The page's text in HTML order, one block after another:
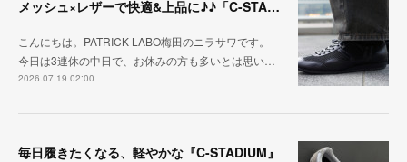
メッシュ×レザーで快適&上品に♪♪「C-STA-NOBLE（クール・スタジアム・ノーブル）」
こんにちは。PATRICK LABO梅田のニラサワです。
今日は3連休の中日で、お休みの方も多いとは思い…
2026.07.19 02:00
毎日履きたくなる、軽やかな『C-STADIUM』